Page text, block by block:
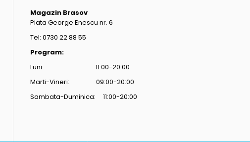
Magazin Brasov
Piata George Enescu nr. 6
Tel: 0730 22 88 55
Program:
Luni: 11:00-20:00
Marti-Vineri: 09:00-20:00
Sambata-Duminica: 11:00-20:00